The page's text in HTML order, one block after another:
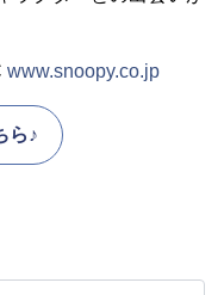
www.snoopy.co.jp
ら♪